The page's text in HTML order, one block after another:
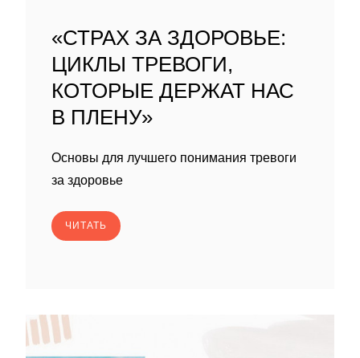
«СТРАХ ЗА ЗДОРОВЬЕ:
ЦИКЛЫ ТРЕВОГИ,
КОТОРЫЕ ДЕРЖАТ НАС
В ПЛЕНУ»
Основы для лучшего понимания тревоги
за здоровье
ЧИТАТЬ